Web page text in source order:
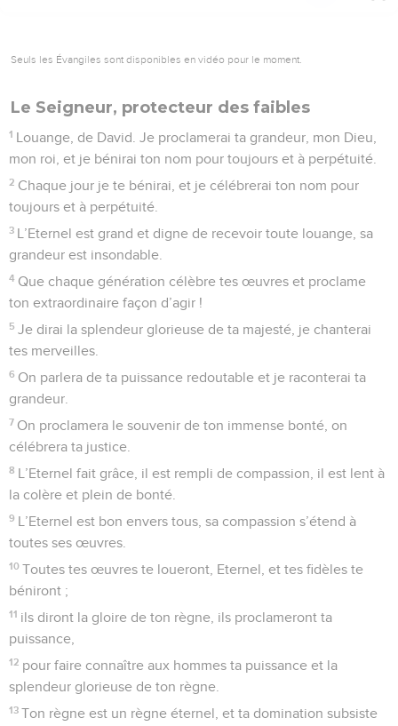
Seuls les Évangiles sont disponibles en vidéo pour le moment.
Le Seigneur, protecteur des faibles
1 Louange, de David. Je proclamerai ta grandeur, mon Dieu,
mon roi, et je bénirai ton nom pour toujours et à perpétuité.
2 Chaque jour je te bénirai, et je célébrerai ton nom pour
toujours et à perpétuité.
3 L’Eternel est grand et digne de recevoir toute louange, sa
grandeur est insondable.
4 Que chaque génération célèbre tes œuvres et proclame
ton extraordinaire façon d’agir !
5 Je dirai la splendeur glorieuse de ta majesté, je chanterai
tes merveilles.
6 On parlera de ta puissance redoutable et je raconterai ta
grandeur.
7 On proclamera le souvenir de ton immense bonté, on
célébrera ta justice.
8 L’Eternel fait grâce, il est rempli de compassion, il est lent à
la colère et plein de bonté.
9 L’Eternel est bon envers tous, sa compassion s’étend à
toutes ses œuvres.
10 Toutes tes œuvres te loueront, Eternel, et tes fidèles te
béniront ;
11 ils diront la gloire de ton règne, ils proclameront ta
puissance,
12 pour faire connaître aux hommes ta puissance et la
splendeur glorieuse de ton règne.
13 Ton règne est un règne éternel, et ta domination subsiste